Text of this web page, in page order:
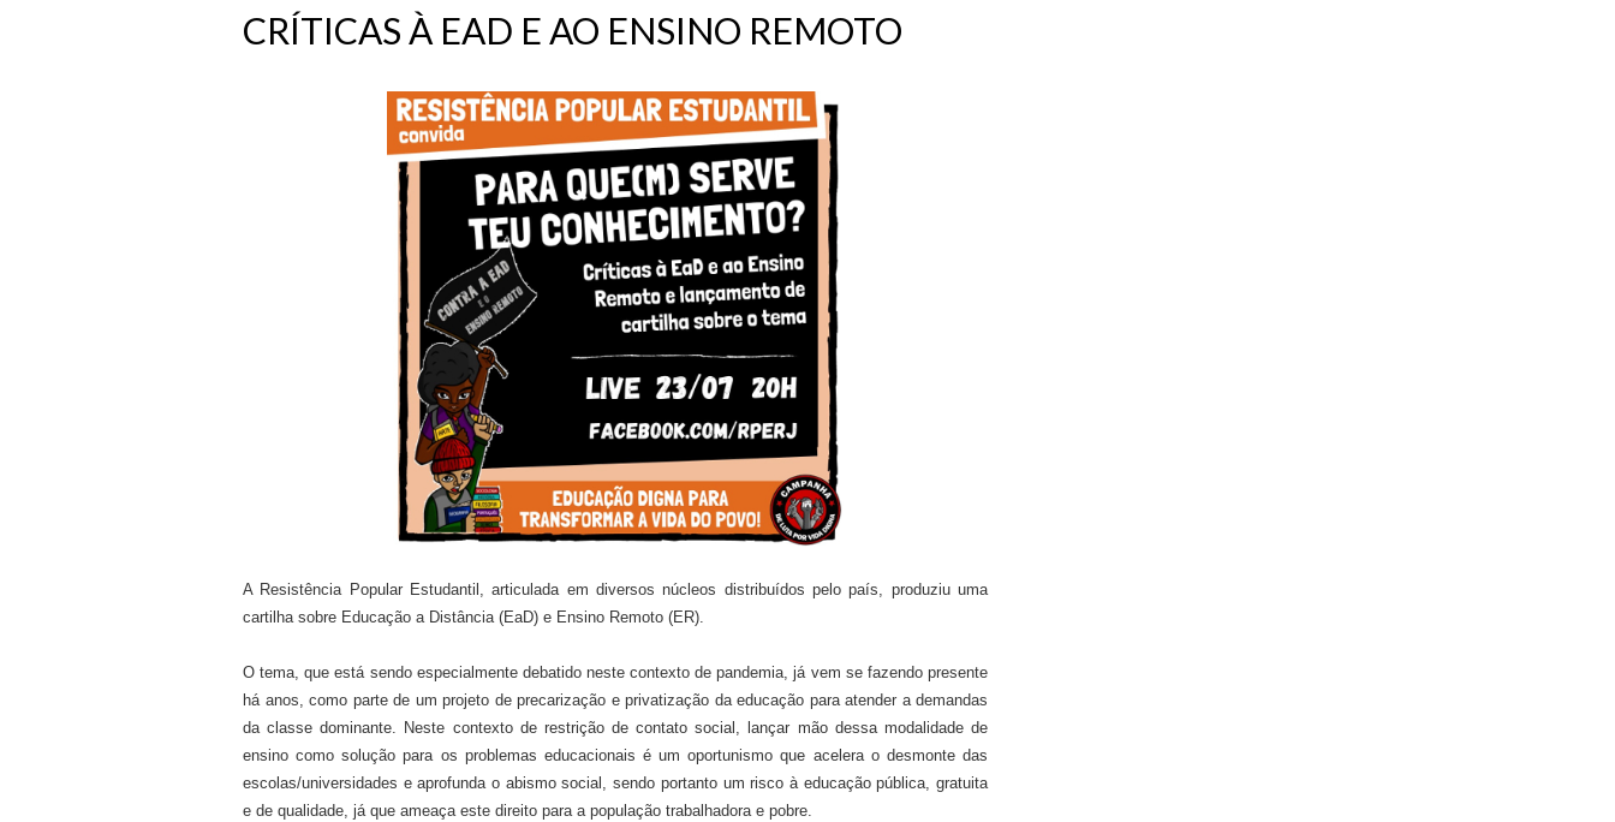
CRÍTICAS À EAD E AO ENSINO REMOTO
A Resistência Popular Estudantil,articulada em diversos núcleos distribuídos pelo país , produziu uma
cartilha sobre Educação a Distância (EaD) e Ensino Remoto (ER)
O tema, queestá sendo especialmente debatido neste contexto de pandemia, já vem se fazendo presente
há anos, como parte de um projeto de precarização e privatização da educação para atender a demandas
da classe dominante. Neste contexto de restrição de contato social, lançar mão dessa modalidade de
ensino como solução para os problemas educacionais é um oportunismoque acelera o desmonte das
escolas/universidades e aprofunda o abismo social, sendo portantoum risco à educação pública, gratuita
e de qualidade , já que ameaça este direito para a população trabalhadora e pobre.